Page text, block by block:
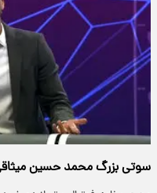
سوتی بزرگ محمد حسین